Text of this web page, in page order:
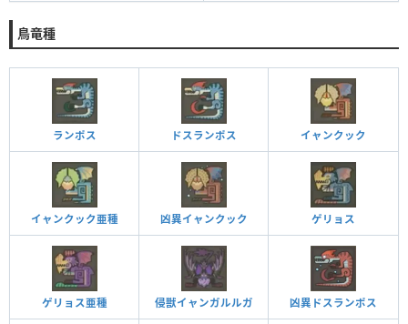
鳥竜種
ランポス ドスランポス イャンクック
イャンクック亜種 凶異イャンクック ゲリョス
ゲリョス亜種 侵獣イャンガルルガ 凶異ドスランポス